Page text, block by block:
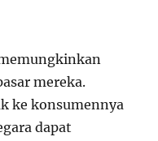
mereka.
ke konsumennya
dapat